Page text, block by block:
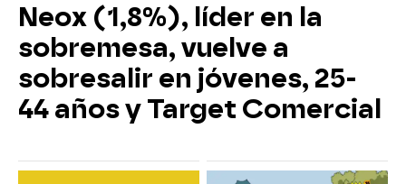
Neox (1,8%), líder en la
sobremesa, vuelve a
sobresalir en jóvenes, 25-
44 años y Target Comercial